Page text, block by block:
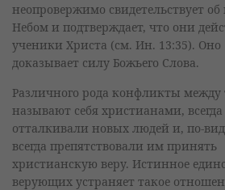
неопровержимо свидетельствует об
Небом и подтверждает, что они
ученики Христа (см. Ин. 13:35). Оно
доказывает силу Божьего Слова.
Различного рода конфликты между
называют себя христианами, всегда
отталкивали новых людей и, по-
всегда препятствовали им принять
христианскую веру. Истинное
верующих устраняет такое